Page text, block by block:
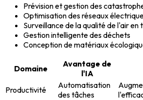
Prévision et gestion des
Optimisation des réseaux
Surveillance de la qualité de l'air en
Gestion intelligente des déchets
Conception de matériaux
Domaine
Avantage de
l'IA
Productivité
Automatisation
des tâches